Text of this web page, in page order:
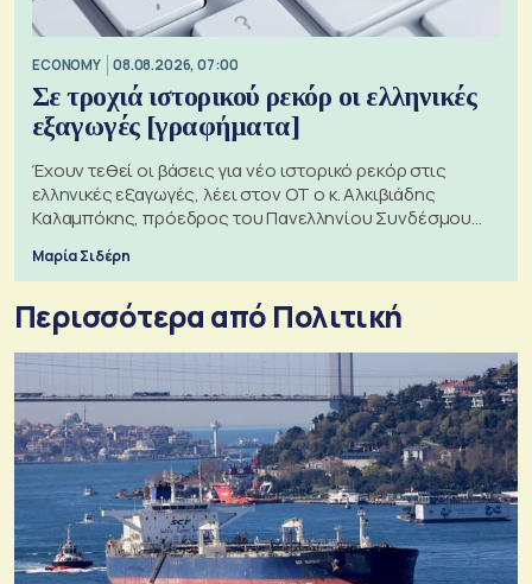
ECONOMY 08.08.2026, 07:00
Σε τροχιά ιστορικού ρεκόρ οι ελληνικές
εξαγωγές [γραφήματα]
Έχουν τεθεί οι βάσεις για νέο ιστορικό ρεκόρ στις
ελληνικές εξαγωγές, λέει στον ΟΤ ο κ. Αλκιβιάδης
Καλαμπόκης, πρόεδρος του Πανελληνίου Συνδέσμου
Μαρία Σιδέρη
Περισσότερα από Πολιτική